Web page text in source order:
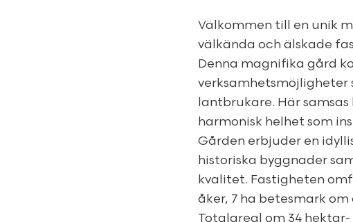
Välkommen till en unik
välkända och älskade
Denna magnifika gård
lantbrukare. Här
harmonisk helhet som
Gården erbjuder en
historiska byggnader
kvalitet. Fastigheten
åker, 7 ha betesmark
Totalareal om 34